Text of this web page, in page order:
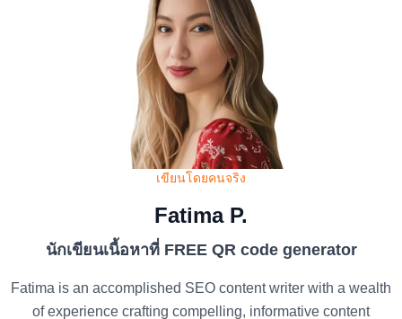
เขียนโดยคนจริง
Fatima P.
นักเขียนเนื้อหาที่ FREE QR code generator
Fatima is an accomplished SEO content writer with a wealth
of experience crafting compelling, informative content